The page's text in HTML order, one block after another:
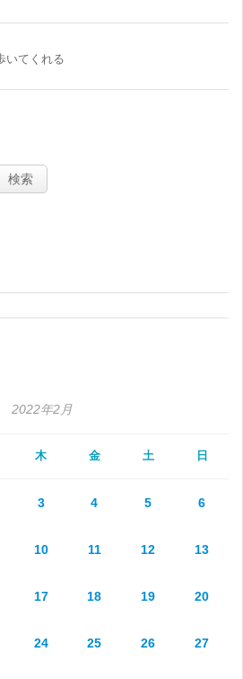
いてくれる
2022年2月
木 金 土 日
3 4 5 6
10 11 12 13
17 18 19 20
24 25 26 27